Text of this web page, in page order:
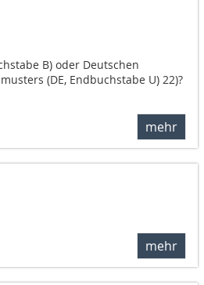
B) oder Deutschen
(DE, Endbuchstabe U) 22)?
mehr
mehr